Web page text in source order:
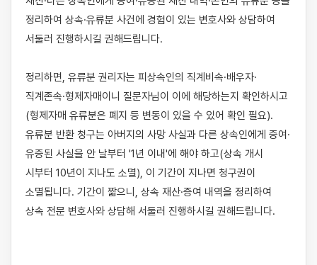
정리하여 상속·유류분 사건에 경험이 있는 변호사와 상담하여
서둘러 진행하시길 권해드립니다.
정리하면, 유류분 권리자는 피상속인의 직계비속·배우자·
직계존속·형제자매이니 질문자님이 이에 해당하는지 확인하시고
(형제자매 유류분은 폐지 등 변동이 있을 수 있어 확인 필요).
유류분 반환 청구는 아버지의 사망 사실과 다른 상속인에게 증여·
유증된 사실을 안 날부터 '1년 이내'에 해야 하고(상속 개시
시부터 10년이 지나도 소멸), 이 기간이 지나면 청구권이
소멸됩니다. 기간이 짧으니, 상속 재산·증여 내역을 정리하여
상속 전문 변호사와 상담해 서둘러 진행하시길 권해드립니다.